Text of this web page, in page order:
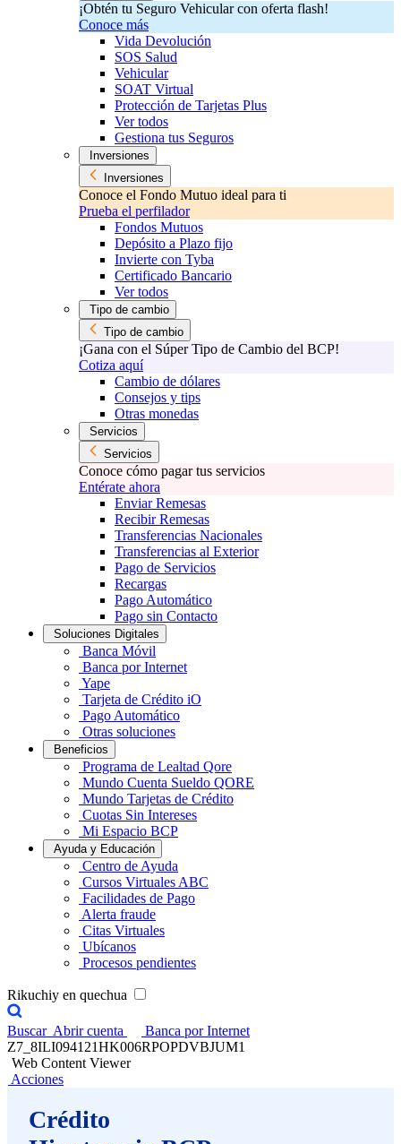
¡Obtén tu Seguro Vehicular con oferta flash!
Conoce más
Vida Devolución
SOS Salud
Vehicular
SOAT Virtual
Protección de Tarjetas Plus
Ver todos
Gestiona tus Seguros
Inversiones
Inversiones
Conoce el Fondo Mutuo ideal para ti
Prueba el perfilador
Fondos Mutuos
Depósito a Plazo fijo
Invierte con Tyba
Certificado Bancario
Ver todos
Tipo de cambio
Tipo de cambio
¡Gana con el Súper Tipo de Cambio del BCP!
Cotiza aquí
Cambio de dólares
Consejos y tips
Otras monedas
Servicios
Servicios
Conoce cómo pagar tus servicios
Entérate ahora
Enviar Remesas
Recibir Remesas
Transferencias Nacionales
Transferencias al Exterior
Pago de Servicios
Recargas
Pago Automático
Pago sin Contacto
Soluciones Digitales
Banca Móvil
Banca por Internet
Yape
Tarjeta de Crédito iO
Pago Automático
Otras soluciones
Beneficios
Programa de Lealtad Qore
Mundo Cuenta Sueldo QORE
Mundo Tarjetas de Crédito
Cuotas Sin Intereses
Mi Espacio BCP
Ayuda y Educación
Centro de Ayuda
Cursos Virtuales ABC
Facilidades de Pago
Alerta fraude
Citas Virtuales
Ubícanos
Procesos pendientes
Rikuchiy en quechua
Buscar Abrir cuenta
Banca por Internet
Z7_8ILI094121HK006RPOPDVBJUM1
Web Content Viewer
Acciones
Crédito